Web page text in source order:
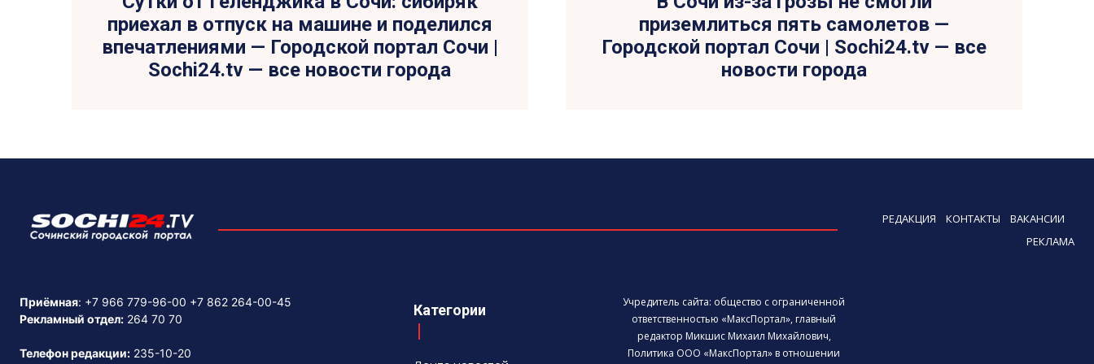
приехал в отпуск на машине и поделился
впечатлениями — Городской портал Сочи |
Sochi24.tv — все новости города
приземлиться пять самолетов —
Городской портал Сочи | Sochi24.tv — все
новости города
РЕДАКЦИЯ КОНТАКТЫ
ВАКАНСИИ
РЕКЛАМА
Приёмная: +7 966 779-96-00 +7 862 264-00-45
Рекламный отдел: 264 70 70
Телефон редакции: 235-10-20
Категории
Учредитель сайта: общество с ограниченной
ответственностью «МаксПортал», главный
редактор Микшис Михаил Михайлович,
Политика ООО «МаксПортал» в отношении